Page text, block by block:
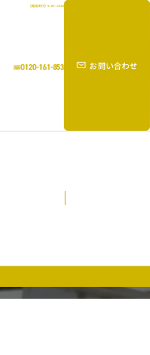
【電話受付】9:30～21:00
0120-161-853 お問い合わせ